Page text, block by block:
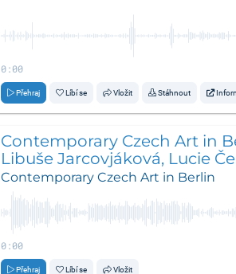
0:00
Přehraj Líbí se Vložit Stáhnout
Contemporary Czech Art in
Libuše Jarcovjáková, Lucie
Klára Tasovská about
series T-Club
Contemporary Czech Art in Berlin
0:00
Přehraj Líbí se Vložit